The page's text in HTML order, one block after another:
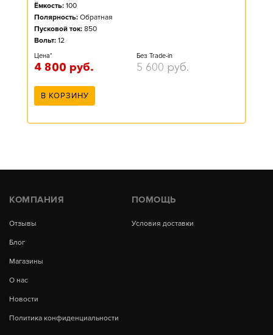
Ёмкость: 100
Полярность: Обратная
Пусковой ток: 850
Вольт: 12
Цена*
4 800 руб.
Без Trade-in
5 600 руб.
В КОРЗИНУ
КОМПАНИЯ
Отзывы
Блог
Магазины
О нас
Новости
Политика конфиденциальности
ПОМОЩЬ
Условия доставки